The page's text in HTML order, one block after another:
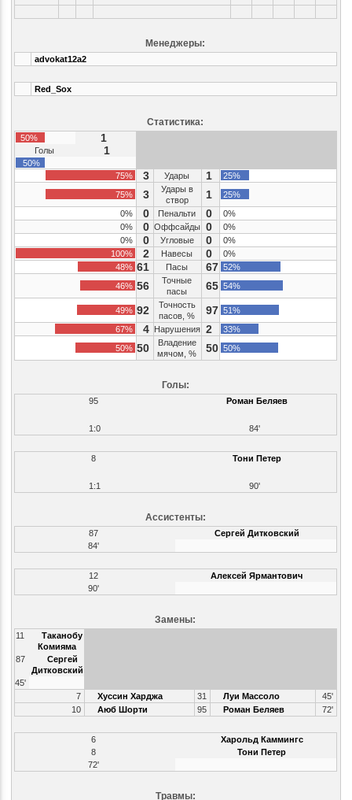
Менеджеры:
advokat12a2
Red_Sox
Статистика:
50% 1
Голы 1
50%
75%
3 Удары 1
25%
75%
3
Удары в
створ
1
25%
0%
0 Пенальти 0
0%
0%
0 Оффсайды 0
0%
0%
0 Угловые 0
0%
100%
2 Навесы 0
0%
48% 61 Пасы 67 52%
46% 56
Точные
пасы
65 54%
49% 92
Точность
пасов, %
97 51%
67%
4 Нарушения 2
33%
50% 50
Владение
мячом, %
50 50%
Голы:
95 Роман Беляев
1:0 84'
8 Тони Петер
1:1 90'
Ассистенты:
87
Сергей Дитковский
84'
12
Алексей Ярмантович
90'
Замены:
11
Таканобу
Комияма
87
Сергей
Дитковский
45'
7
Хуссин Харджа 31 Луи Массоло
45'
10
Аюб Шорти 95 Роман Беляев 72'
6
Харольд Каммингс
8
Тони Петер
72'
Травмы: